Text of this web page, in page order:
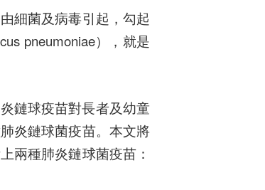
細菌及病毒引起，勾起
pneumoniae），就是
鏈球疫苗對長者及幼童
炎鏈球菌疫苗。本文將
兩種肺炎鏈球菌疫苗：